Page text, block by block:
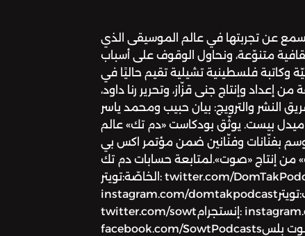
عن تجربتها في عالم الموسيقى الذي
متنوّعة، ونحاول الوقوف على أسباب
وكاتبة فلسطينية تشيلية تقيم حاليًا في
من إعداد وإنتاج جنى قزّاز، وتحرير رنا داود،
النشر والترويج: بيان حبيب ومحمد ياسر
بيست. يوثّق بودكاست «دم تك» عالم
بفنّانات وفنّانين ضمن مؤتمر اكس بي
من إنتاج «صوت».لمتابعة حسابات دم تك
الخاصّة:تويتر: twitter.com/DomTakPodcastإنستجرام:
instagram.com/domtakpodcastلمتابعة صوت:تويتر:
twitter.com/sowtإنستجرام: instagram.com/sowtpodcastsفيسبوك:
facebook.com/SowtPodcastsللانضمام إلى عضويّة صوت بلس